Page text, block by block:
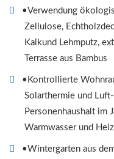
•Verwendung
Zellulose,
Kalkund Lehmputz,
Terrasse aus Bambus
•Kontrollierte
Solarthermie und
Personenhaushalt
Warmwasser und
•Wintergarten aus